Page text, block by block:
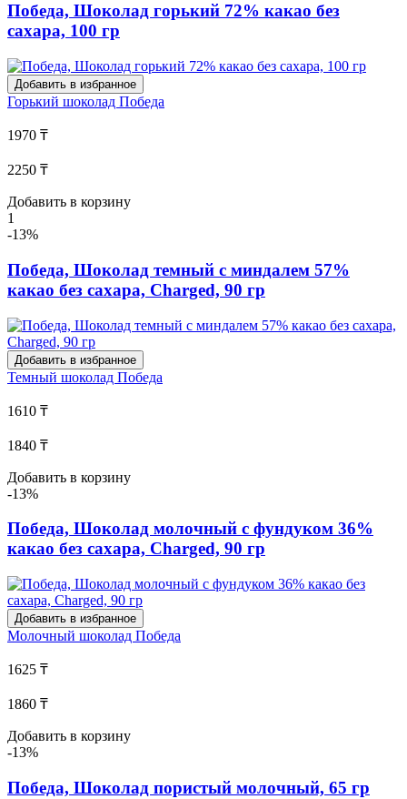
Победа, Шоколад горький 72% какао без
сахара, 100 гр
Добавить в избранное
Горький шоколад Победа
1970 ₸
2250 ₸
Добавить в корзину
1
-13%
Победа, Шоколад темный с миндалем 57%
какао без сахара, Charged, 90 гр
Добавить в избранное
Темный шоколад Победа
1610 ₸
1840 ₸
Добавить в корзину
-13%
Победа, Шоколад молочный с фундуком 36%
какао без сахара, Charged, 90 гр
Добавить в избранное
Молочный шоколад Победа
1625 ₸
1860 ₸
Добавить в корзину
-13%
Победа, Шоколад пористый молочный, 65 гр